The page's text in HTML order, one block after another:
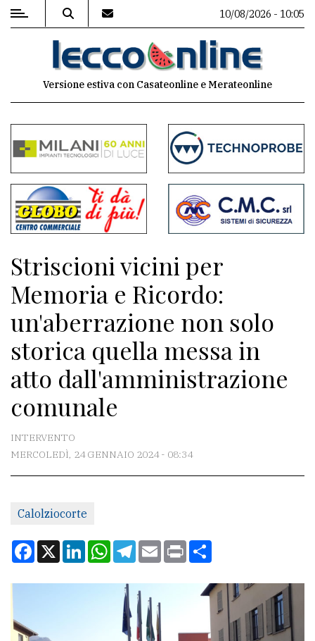
MENU
commenti
Contenuti
del
sito
Meteo
CONTATTI
La
redazione
la
Cerca
per
Ricerca
10/08/2026 - 10:05
Versione estiva con Casateonline e Merateonline
Striscioni vicini per
Memoria e Ricordo:
un'aberrazione non solo
storica quella messa in
atto dall'amministrazione
comunale
INTERVENTO
MERCOLEDÌ, 24 GENNAIO 2024 - 08:34
Calolziocorte
Facebook
X LinkedInWhatsApp
Telegram
EmailPrint